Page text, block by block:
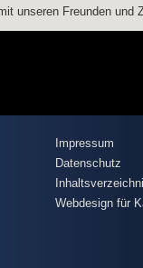
unseren Freunden
Impressum
Datenschutz
Webdesign für